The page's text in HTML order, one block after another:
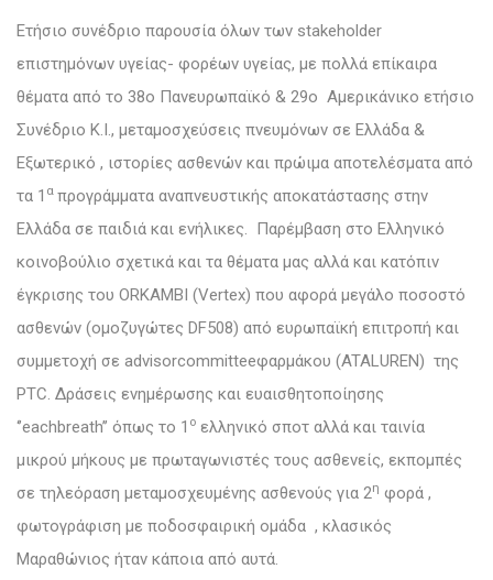
Ετήσιο συνέδριο παρουσία όλων των stakeholder
επιστημόνων υγείας- φορέων υγείας, με πολλά επίκαιρα
θέματα από το 38ο Πανευρωπαϊκό & 29ο Αμερικάνικο ετήσιο
Συνέδριο Κ.Ι., μεταμοσχεύσεις πνευμόνων σε Ελλάδα &
Εξωτερικό , ιστορίες ασθενών και πρώιμα αποτελέσματα από
τα 1 α προγράμματα αναπνευστικής αποκατάστασης στην
Ελλάδα σε παιδιά και ενήλικες. Παρέμβαση στο Ελληνικό
κοινοβούλιο σχετικά και τα θέματα μας αλλά και κατόπιν
έγκρισης του ORKAMBI (Vertex) που αφορά μεγάλο ποσοστό
ασθενών (ομοζυγώτες DF508) από ευρωπαϊκή επιτροπή και
συμμετοχή σε advisorcommitteeφαρμάκου (ATALUREN) της
PTC. Δράσεις ενημέρωσης και ευαισθητοποίησης
‘’eachbreath’’ όπως το 1 ο ελληνικό σποτ αλλά και ταινία
μικρού μήκους με πρωταγωνιστές τους ασθενείς, εκπομπές
σε τηλεόραση μεταμοσχευμένης ασθενούς για 2η φορά ,
φωτογράφιση με ποδοσφαιρική ομάδα , κλασικός
Μαραθώνιος ήταν κάποια από αυτά.